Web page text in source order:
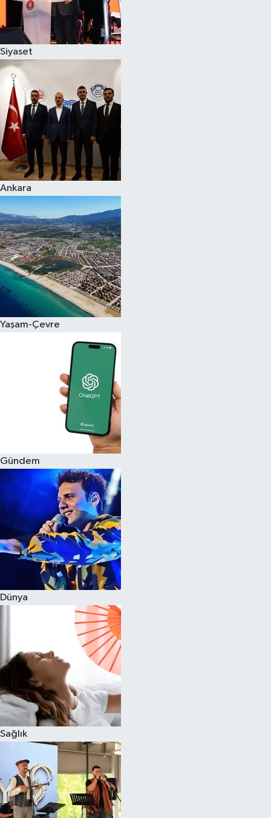
Siyaset
Ankara
Yaşam-Çevre
Gündem
Dünya
Sağlık
Spor
Eğitim
Hava Durumu
Kadın
Kim kimdir?
Kültür Sanat
Sağlık
Siyaset
Teknoloji
Televizyon
Yaşam-Çevre